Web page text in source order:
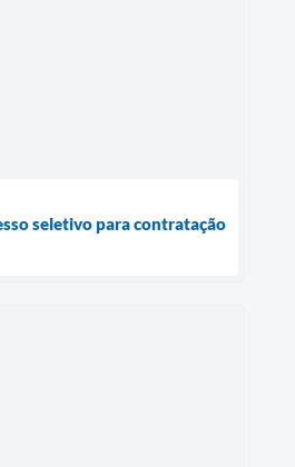
seletivo para contratação